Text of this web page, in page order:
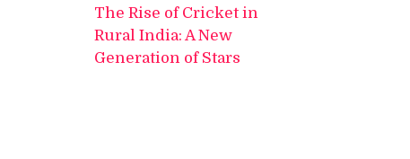
The Rise of Cricket in
Rural India: A New
Generation of Stars